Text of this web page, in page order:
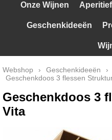
Onze Wijnen Aperitief
Geschenkideeën
Webshop › Geschenkideeën ›
Geschenkdoos 3 flessen
Geschenkdoos 3
Vita